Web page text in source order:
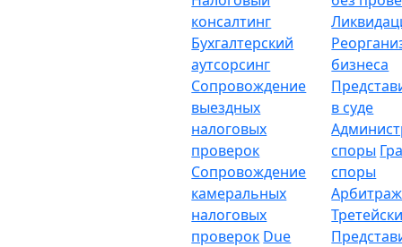
консалтинг
Бухгалтерский
аутсорсинг
Сопровождение
выездных
налоговых
проверок
Сопровождение
камеральных
налоговых
проверок Due
бизнеса
в суде
споры
споры